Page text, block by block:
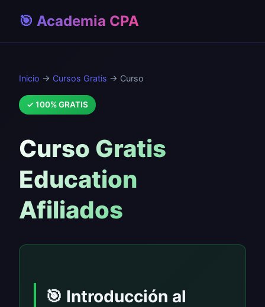
🎯 Academia CPA
Inicio → Cursos Gratis → Curso
✓ 100% GRATIS
Curso Gratis
Education
Afiliados
🎯 Introducción al